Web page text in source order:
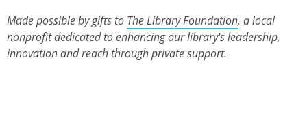
Made possible by gifts to The Library Foundation, a local
nonprofit dedicated to enhancing our library's leadership,
innovation and reach through private support.